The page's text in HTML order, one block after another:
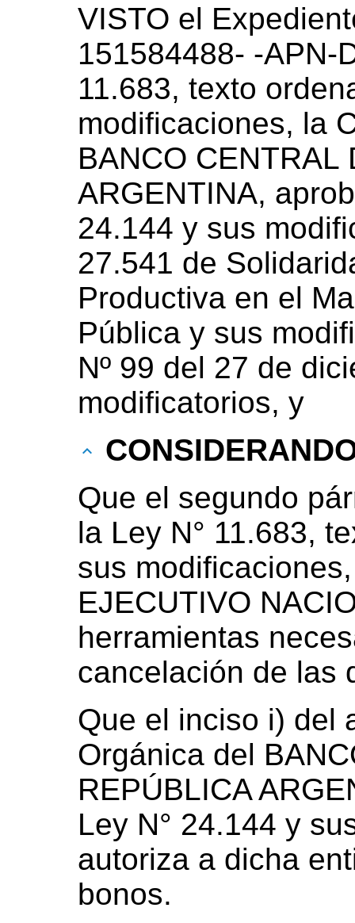
VISTO el
151584488- -APN-
11.683, texto
modificaciones, la
BANCO CENTRAL
ARGENTINA,
24.144 y sus
27.541 de
Productiva en el
Pública y sus
Nº 99 del 27 de
modificatorios, y
Que el segundo
la Ley N° 11.683,
sus
EJECUTIVO
herramientas
cancelación de las
Que el inciso i) del
Orgánica del
REPÚBLICA
Ley N° 24.144 y
autoriza a dicha
bonos.